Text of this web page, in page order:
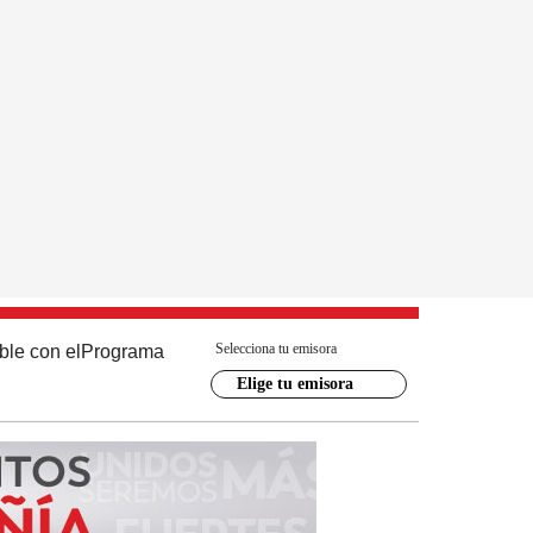
con el Programa Selecciona tu emisora
Elige tu emisora